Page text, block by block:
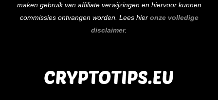
maken gebruik van affiliate verwijzingen en hiervoor kunnen
commissies ontvangen worden. Lees hier onze volledige
disclaimer.